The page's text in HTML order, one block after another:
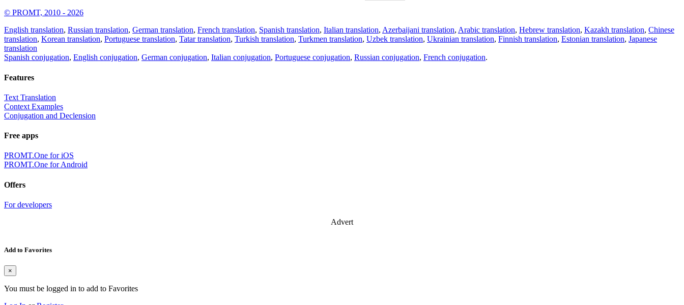
© PROMT, 2010 - 2026
English translation, Russian translation, German translation, French translation, Spanish translation, Italian translation, Azerbaijani translation, Arabic translation, Hebrew translation, Kazakh translation, Chinese
translation, Korean translation, Portuguese translation, Tatar translation, Turkish translation, Turkmen translation, Uzbek translation, Ukrainian translation, Finnish translation, Estonian translation, Japanese
translation
Spanish conjugation, English conjugation, German conjugation, Italian conjugation, Portuguese conjugation, Russian conjugation, French conjugation.
Features
Text Translation
Context Examples
Conjugation and Declension
Free apps
PROMT.One for iOS
PROMT.One for Android
Offers
For developers
Advert
Add to Favorites
×
You must be logged in to add to Favorites